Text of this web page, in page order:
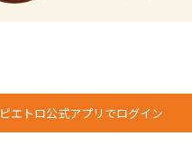
ピエトロ公式アプリでログイン